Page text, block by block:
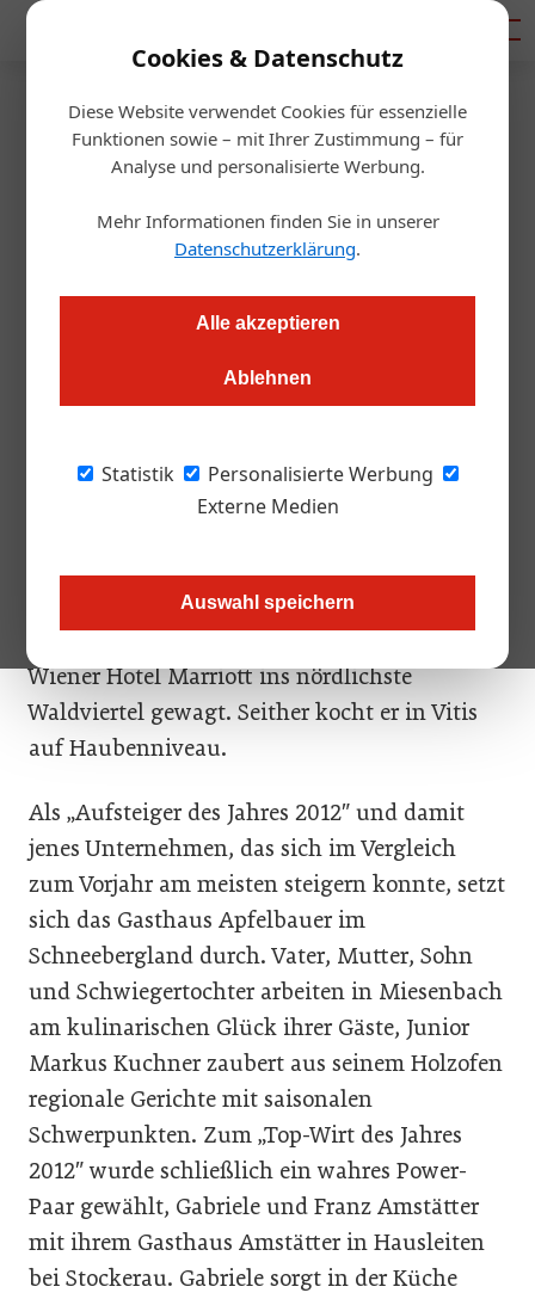
Cookies & Datenschutz
Diese Website verwendet Cookies für essenzielle
Funktionen sowie – mit Ihrer Zustimmung – für
Analyse und personalisierte Werbung.
Mehr Informationen finden Sie in unserer
Datenschutzerklärung.
Alle akzeptieren
Ablehnen
Statistik
Personalisierte Werbung
Externe Medien
Auswahl speichern
Startseite/Gastro & Hotel
Die Kür der Top-Wirte
Niederösterreichs
Die nö. Wirtshauskultur kürt rund 60 neue Top-Wirte und
rückt drei davon aufs Stockerl. Bereits zum 14. Mal ging heuer
der die Besten unter den Top-Wirten ausgezeichnet werden.
2012″ ist eigentlich ein alter Hase: Oswald
„Ossi“ Topf vom Landgasthaus „Zum Topf“ hat
Wiener Hotel Marriott ins nördlichste
Waldviertel gewagt. Seither kocht er in Vitis
auf Haubenniveau.
Als „Aufsteiger des Jahres 2012″ und damit
jenes Unternehmen, das sich im Vergleich
zum Vorjahr am meisten steigern konnte, setzt
sich das Gasthaus Apfelbauer im
Schneebergland durch. Vater, Mutter, Sohn
und Schwiegertochter arbeiten in Miesenbach
am kulinarischen Glück ihrer Gäste, Junior
Markus Kuchner zaubert aus seinem Holzofen
regionale Gerichte mit saisonalen
Schwerpunkten. Zum „Top-Wirt des Jahres
2012″ wurde schließlich ein wahres Power-
Paar gewählt, Gabriele und Franz Amstätter
mit ihrem Gasthaus Amstätter in Hausleiten
bei Stockerau. Gabriele sorgt in der Küche